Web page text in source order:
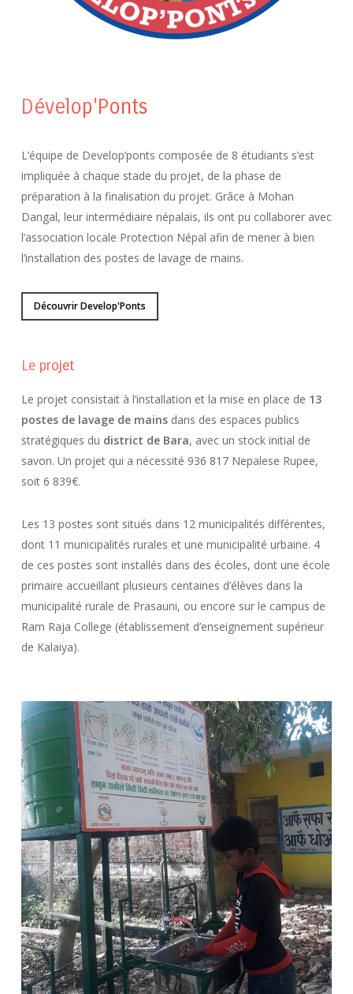
Dévelop'Ponts
L’équipe de Develop’ponts composée de 8 étudiants s’est
impliquée à chaque stade du projet, de la phase de
préparation à la finalisation du projet. Grâce à Mohan
Dangal, leur intermédiaire népalais, ils ont pu collaborer avec
l’association locale Protection Népal afin de mener à bien
l’installation des postes de lavage de mains.
Découvrir Develop'Ponts
Le projet
Le projet consistait à l’installation et la mise en place de 13
postes de lavage de mainsdans des espaces publics
stratégiques du district de Bara, avec un stock initial de
savon. Un projet qui a nécessité 936 817 Nepalese Rupee,
soit 6 839€.
Les 13 postes sont situés dans 12 municipalités différentes,
dont 11 municipalités rurales et une municipalité urbaine. 4
de ces postes sont installés dans des écoles, dont une école
primaire accueillant plusieurs centaines d’élèves dans la
municipalité rurale de Prasauni, ou encore sur le campus de
Ram Raja College (établissement d’enseignement supérieur
de Kalaiya).